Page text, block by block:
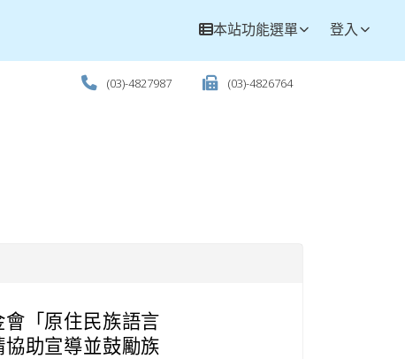
本站功能選單 登入
(03)-4827987 (03)-4826764
「原住民族語言
助宣導並鼓勵族